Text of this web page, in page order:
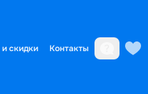
скидки Контакты